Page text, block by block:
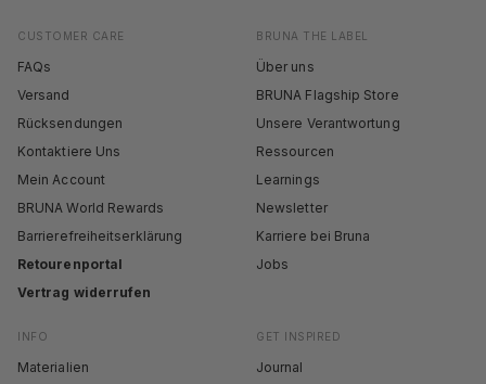
CUSTOMER CARE
FAQs
Versand
Rücksendungen
Kontaktiere Uns
Mein Account
BRUNA World Rewards
Barrierefreiheitserklärung
Retourenportal
Vertrag widerrufen
BRUNA THE LABEL
Über uns
BRUNA Flagship Store
Unsere Verantwortung
Ressourcen
Learnings
Newsletter
Karriere bei Bruna
Jobs
INFO
Materialien
GET INSPIRED
Journal